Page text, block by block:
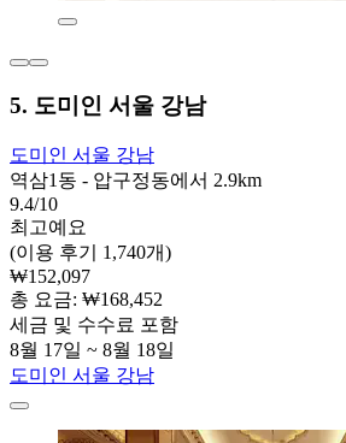
5. 도미인 서울 강남
도미인 서울 강남
역삼1동 - 압구정동에서 2.9km
9.4/10
최고예요
(이용 후기 1,740개)
₩152,097
총 요금: ₩168,452
세금 및 수수료 포함
8월 17일 ~ 8월 18일
도미인 서울 강남